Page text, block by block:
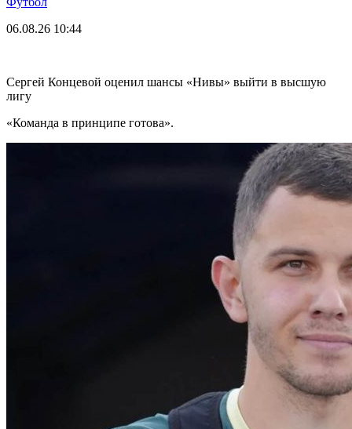
06.08.26 10:44
Сергей Концевой оценил шансы «Нивы» выйти в высшую
лигу
«Команда в принципе готова».